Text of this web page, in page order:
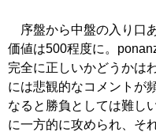
序盤から中盤の入り口
価値は500程度に。
完全に正しいかどうかは
には悲観的なコメントが
なると勝負としては難し
に一方的に攻められ、そ